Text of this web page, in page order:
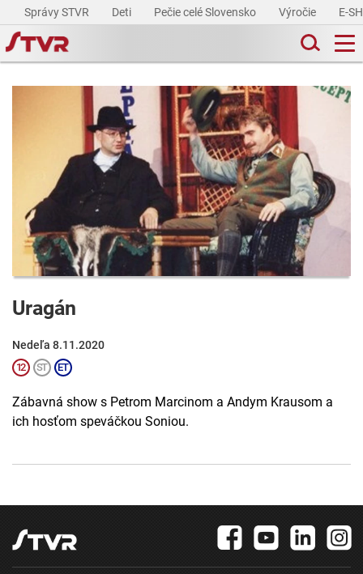
Správy STVR Deti Pečie celé Slovensko Výročie E-
Uragán
Nedeľa 8.11.2020
Zábavná show s Petrom Marcinom a Andym Krausom a
ich hosťom speváčkou Soniou.